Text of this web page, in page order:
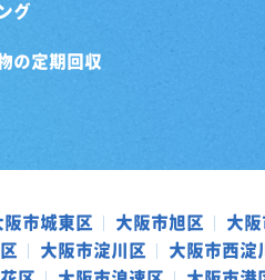
グ
の定期回収
阪市城東区 大阪市旭区 大
大阪市淀川区 大阪市西淀